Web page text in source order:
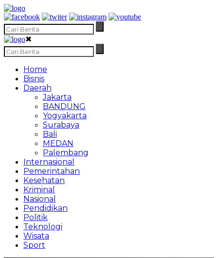
✖
Home
Bisnis
Daerah
Jakarta
BANDUNG
Yogyakarta
Surabaya
Bali
MEDAN
Palembang
Internasional
Pemerintahan
Kesehatan
Kriminal
Nasional
Pendidikan
Politik
Teknologi
Wisata
Sport